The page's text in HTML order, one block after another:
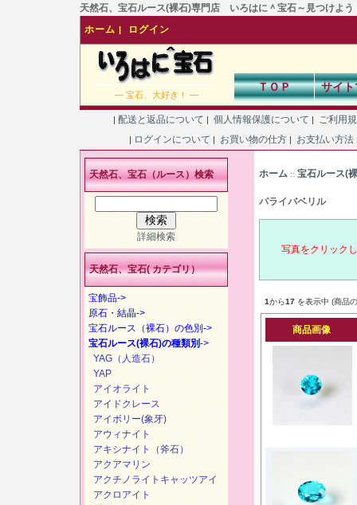
天然石、宝石ルース(裸石)専門店 いろはに＾宝石～見つけよ
ホーム | ログイン
― 宝石、大好き！ ―
ＴＯＰ サイ
| 配送と返品について | 個人情報保護について | ご利用
| ログインについて | お買い物の仕方 | お支払い方法
ホーム :: 宝石ルース(
パライバベリル
写真をクリック
1から17 を表示中 (商品
商品画像
天然石、宝石（ルース）検索
詳細検索
天然石、宝石( カテゴリ）
宝飾品->
原石・結晶->
宝石ルース（裸石）の色別->
宝石ルース(裸石)の種類別->
YAG（人造石）
YAP
アイオライト
アイドクレース
アイボリー(象牙)
アウィナイト
アキシナイト（斧石）
アクアマリン
アクチノライトキャッツアイ
アクロアイト